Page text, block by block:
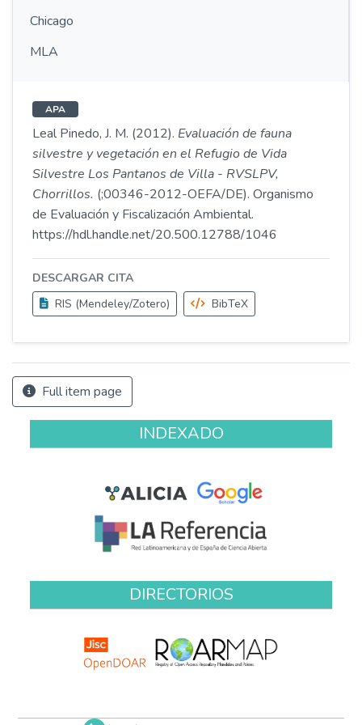
Chicago
MLA
APA
Leal Pinedo, J. M. (2012). Evaluación de fauna
silvestre y vegetación en el Refugio de Vida
Silvestre Los Pantanos de Villa - RVSLPV,
Chorrillos. (;00346-2012-OEFA/DE). Organismo
de Evaluación y Fiscalización Ambiental.
https://hdl.handle.net/20.500.12788/1046
DESCARGAR CITA
RIS (Mendeley/Zotero)
BibTeX
Full item page
INDEXADO
DIRECTORIOS